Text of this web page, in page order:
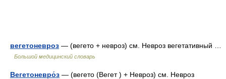
вегетоневроз — (вегето + невроз) см. Невроз вегетативный …
Большой медицинский словарь
Вегетоневро́з — (вегето (Вегет ) + Невроз) см. Невроз